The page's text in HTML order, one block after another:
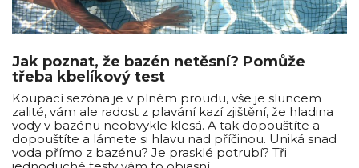
Jak poznat, že bazén netěsní? Pomůže
třeba kbelíkový test
Koupací sezóna je v plném proudu, vše je sluncem
zalité, vám ale radost z plavání kazí zjištění, že hladina
vody v bazénu neobvykle klesá. A tak dopouštíte a
dopouštíte a lámete si hlavu nad příčinou. Uniká snad
voda přímo z bazénu? Je prasklé potrubí? Tři